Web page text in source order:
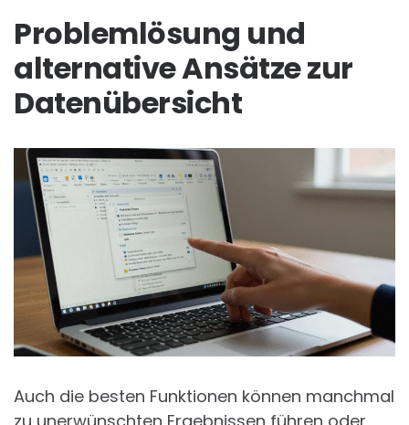
Problemlösung und
alternative Ansätze zur
Datenübersicht
Auch die besten Funktionen können manchmal